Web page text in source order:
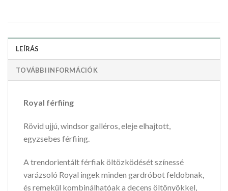
LEÍRÁS
TOVÁBBI INFORMÁCIÓK
Royal férfiing
Rövid ujjú, windsor galléros, eleje elhajtott,
egyzsebes férfiing.
A trendorientált férfiak öltözködését színessé
varázsoló Royal ingek minden gardróbot feldobnak,
és remekül kombinálhatóak a decens öltönyökkel,